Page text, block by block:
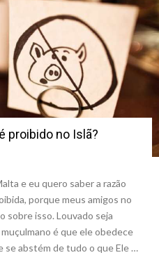
proibido no Islã?
e eu quero saber a razão
porque meus amigos no
sobre isso. Louvado seja
é que ele obedece
se abstém de tudo o que Ele …